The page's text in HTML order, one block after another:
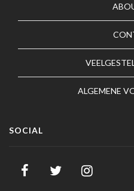
ALGEMENE
SOCIAL